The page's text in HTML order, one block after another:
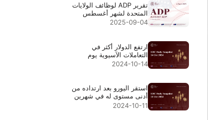
تقرير ADP لوظائف الولايات
المتحدة لشهر أغسطس
2025-09-04
ارتفع الدولار أكثر في
التعاملات الآسيوية يوم
الاثنين
2024-10-14
استقر اليورو بعد ارتداده من
أدنى مستوى له في شهرين
2024-10-11